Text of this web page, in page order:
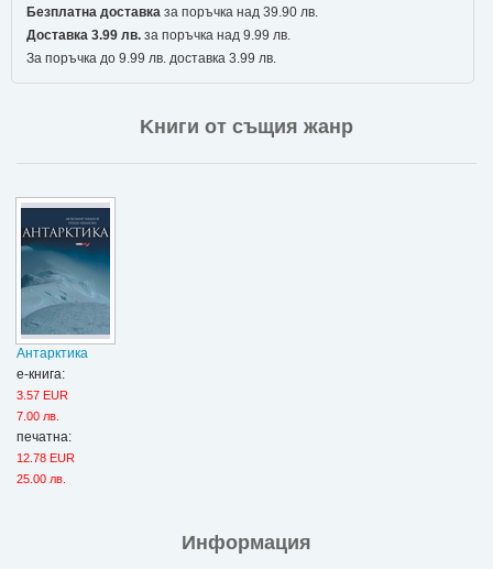
Безплатна доставказа поръчка над 39.90 лв.
Доставка 3.99 лв.за поръчка над 9.99 лв.
За поръчка до 9.99 лв. доставка 3.99 лв.
Kниги от същия жанр
Антарктика
е-книга:
3.57 EUR
7.00 лв.
печатна:
12.78 EUR
25.00 лв.
Информация